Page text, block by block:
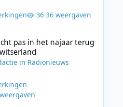
36 weergaven
het najaar terug op FM in
pas in het najaar terug
in Radionieuws